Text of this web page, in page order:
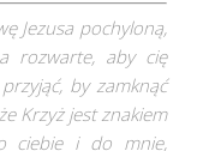
Jezusa pochyloną,
rozwarte, aby cię
by zamknąć
Krzyż jest znakiem
ciebie i do mnie,